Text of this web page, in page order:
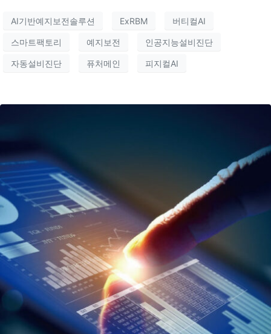
AI기반예지보전솔루션 ExRBM 버티컬AI
스마트팩토리 예지보전 인공지능설비진단
자동설비진단 퓨처메인 피지컬AI